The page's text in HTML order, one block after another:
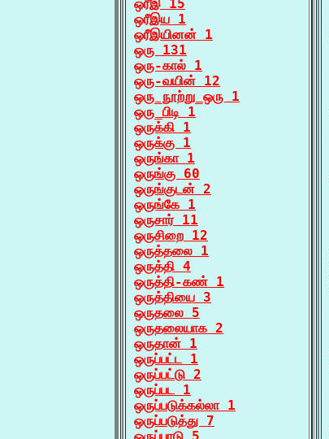
ஒரீஇ 15
ஒரீஇய 1
ஒரீஇயினன் 1
ஒரு 131
ஒரு-கால் 1
ஒரு-வயின் 12
ஒரு_நூற்று_ஒரு 1
ஒரு_பிடி 1
ஒருக்கி 1
ஒருக்கு 1
ஒருங்கா 1
ஒருங்கு 60
ஒருங்குடன் 2
ஒருங்கே 1
ஒருசார் 11
ஒருசிறை 12
ஒருத்தலை 1
ஒருத்தி 4
ஒருத்தி-கண் 1
ஒருத்தியை 3
ஒருதலை 5
ஒருதலையாக 2
ஒருதான் 1
ஒருப்பட்ட 1
ஒருப்பட்டு 2
ஒருப்பட 1
ஒருப்படுக்கல்லா 1
ஒருப்படுத்து 7